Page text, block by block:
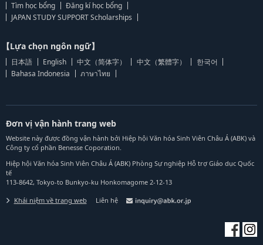
Tìm học bổng
Đăng kí học bổng
JAPAN STUDY SUPPORT Scholarships
【Lựa chọn ngôn ngữ】
日本語 English 中文（简体字） 中文（繁體字）
한국어
Bahasa Indonesia
ภาษาไทย
Đơn vị vận hành trang web
Website này được đồng vận hành bởi Hiệp hội Văn hóa Sinh Viên Châu Á (ABK) và
Công ty cổ phần Benesse Coporation.
Hiệp hội Văn hóa Sinh Viên Châu Á (ABK) Phòng Sự nghiệp Hỗ trợ Giáo dục Quốc
tế
113-8642, Tokyo-to Bunkyo-ku Honkomagome 2-12-13
Khái niệm về trang web Liên hệ